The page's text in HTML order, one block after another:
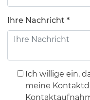
Ihre Nachricht *
Ich willige ein,
meine